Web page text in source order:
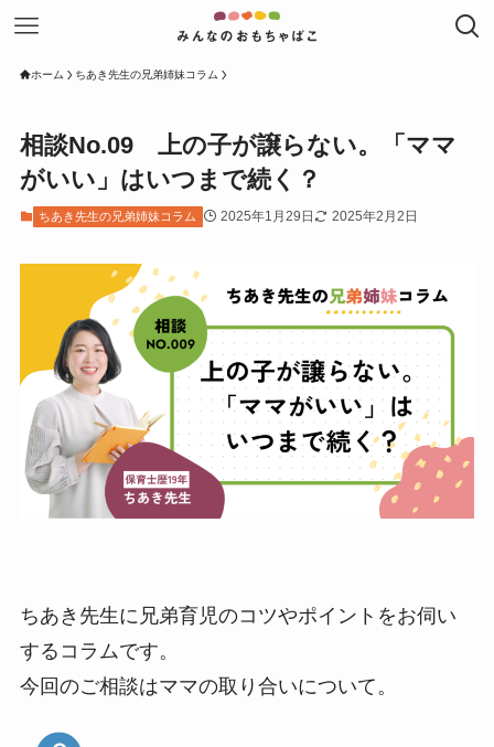
ホーム ちあき先生の兄弟姉妹コラム
相談No.09 上の子が譲らない。「ママ
がいい」はいつまで続く？
ちあき先生の兄弟姉妹コラム 2025年1月29日 2025年2月2日
ちあき先生に兄弟育児のコツやポイントをお伺い
するコラムです。
今回のご相談はママの取り合いについて。